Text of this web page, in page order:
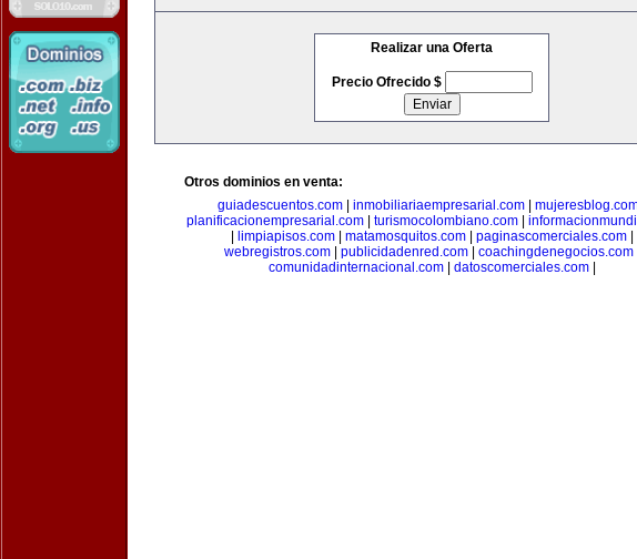
Realizar una Oferta
Precio Ofrecido $
Otros dominios en venta:
guiadescuentos.com
inmobiliariaempresarial.com
planificacionempresarial.com
turismocolombiano.com
limpiapisos.com| matamosquitos.com| paginascomerciales.com|
webregistros.com| publicidadenred.com| coachingdenegocios.com|
comunidadinternacional.com| datoscomerciales.com|